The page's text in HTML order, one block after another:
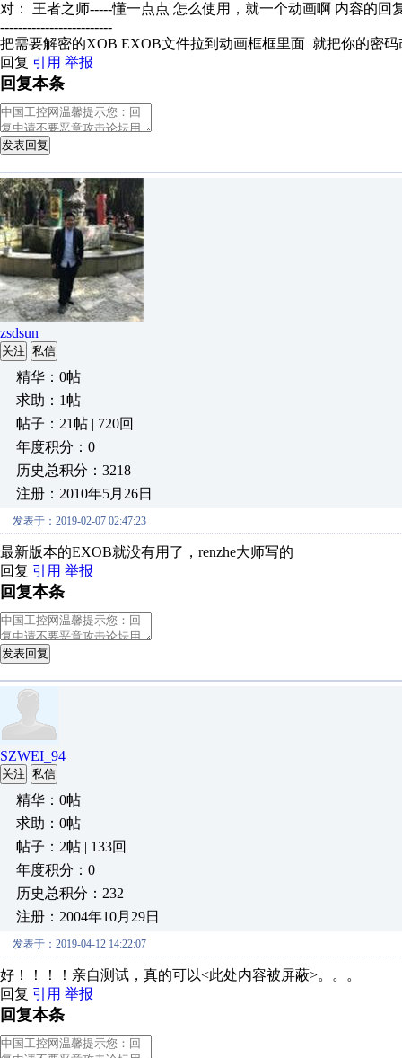
对： 王者之师-----懂一点点 怎么使用，就一个动画啊 内容的回
-------------------------
把需要解密的XOB EXOB文件拉到动画框框里面 就把你的密码
回复 引用 举报
回复本条
发表回复
zsdsun
关注 私信
精华：0帖
求助：1帖
帖子：21帖 | 720回
年度积分：0
历史总积分：3218
注册：2010年5月26日
发表于：2019-02-07 02:47:23
最新版本的EXOB就没有用了，renzhe大师写的
回复 引用 举报
回复本条
发表回复
SZWEI_94
关注 私信
精华：0帖
求助：0帖
帖子：2帖 | 133回
年度积分：0
历史总积分：232
注册：2004年10月29日
发表于：2019-04-12 14:22:07
好！！！！亲自测试，真的可以<此处内容被屏蔽>。。。
回复 引用 举报
回复本条